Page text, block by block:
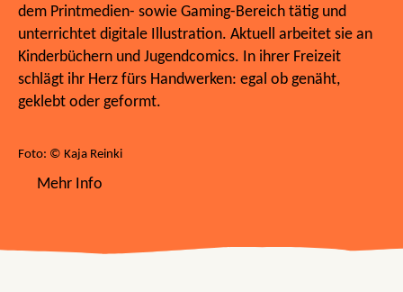
dem Printmedien- sowie Gaming-Bereich tätig und
unterrichtet digitale Illustration. Aktuell arbeitet sie an
Kinderbüchern und Jugendcomics. In ihrer Freizeit
schlägt ihr Herz fürs Handwerken: egal ob genäht,
geklebt oder geformt.
Foto: © Kaja Reinki
Mehr Info